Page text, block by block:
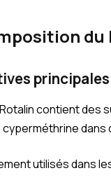
du
principales
contient des
utilisés dans